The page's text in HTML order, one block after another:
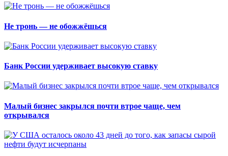
Не тронь — не обожжёшься
Банк России удерживает высокую ставку
Малый бизнес закрылся почти втрое чаще, чем
открывался